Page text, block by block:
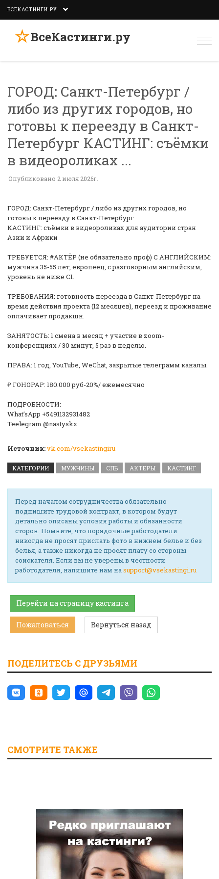
ВСЕКАСТИНГИ.РУ
☆ВсеКастинги.ру
ГОРОД: Санкт-Петербург /
либо из других городов, но
готовы к переезду в Санкт-
Петербург КАСТИНГ: съёмки
в видеороликах ...
Опубликовано 2 июля 2026г.
ГОРОД: Санкт-Петербург / либо из других городов, но
готовы к переезду в Санкт-Петербург
КАСТИНГ: съёмки в видеороликах для аудитории стран
Азии и Африки
ТРЕБУЕТСЯ: #АКТЁР (не обязательно проф) С АНГЛИЙСКИМ:
мужчина 35-55 лет, европеец, с разговорным английским,
уровень не ниже C1.
ТРЕБОВАНИЯ: готовность переезда в Санкт-Петербург на
время действия проекта (12 месяцев), переезд и проживание
оплачивает продакшн.
ЗАНЯТОСТЬ: 1 смена в месяц + участие в zoom-
конференциях / 30 минут, 5 раз в неделю.
ПРАВА: 1 год, YouTube, WeChat, закрытые телеграмм каналы.
₽ ГОНОРАР: 180.000 руб-20%/ ежемесячно
ПОДРОБНОСТИ:
What’sApp +5491132931482
Teelegram @nastyskx
Источник:vk.com/vsekastingiru
КАТЕГОРИИ МУЖЧИНЫ СПБ АКТЕРЫ КАСТИНГ
Перед началом сотрудничества обязательно
подпишите трудовой контракт, в котором будут
детально описаны условия работы и обязанности
сторон. Помните, что порядочные работодатели
никогда не просят прислать фото в нижнем белье и без
белья, а также никогда не просят плату со стороны
соискателя. Если вы не уверены в честности
работодателя, напишите нам наsupport@vsekastingi.ru
Перейти на страницу кастинга
Пожаловаться Вернуться назад
ПОДЕЛИТЕСЬ С ДРУЗЬЯМИ
СМОТРИТЕ ТАКЖЕ